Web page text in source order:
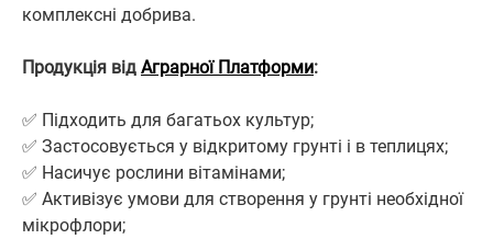
комплексні добрива.
Продукція від Аграрної Платформи:
✅ Підходить для багатьох культур;
✅ Застосовується у відкритому грунті і в теплицях;
✅ Насичує рослини вітамінами;
✅ Активізує умови для створення у грунті необхідної
мікрофлори;